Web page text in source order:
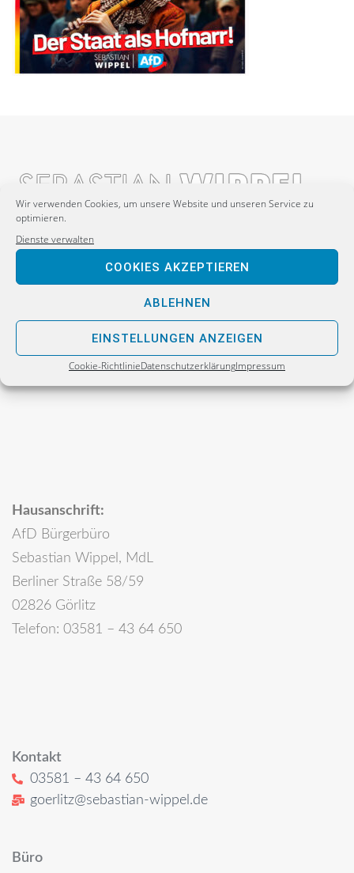
Wir verwenden Cookies, um unsere Website und unseren Service zu
optimieren.
Dienste verwalten
COOKIES AKZEPTIEREN
ABLEHNEN
EINSTELLUNGEN ANZEIGEN
Cookie-RichtlinieDatenschutzerklärungImpressum
Postanschrift:
Sebastian Wippel
Alternative für Deutschland
Postfach 30 06 17
Hausanschrift:
AfD Bürgerbüro
Sebastian Wippel, MdL
Berliner Straße 58/59
02826 Görlitz
Telefon: 03581 – 43 64 650
Kontakt
03581 – 43 64 650
goerlitz@sebastian-wippel.de
Büro